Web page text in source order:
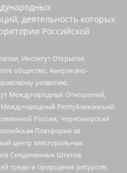
деятельность которых
Российской
Институт Открытое
общество, Американо-
развитию,
Международных Отношений,
Международный Республиканский
России, Черноморский
Платформа за
центр электоральных
Соединенных Штатов,
среды и природных ресурсов,